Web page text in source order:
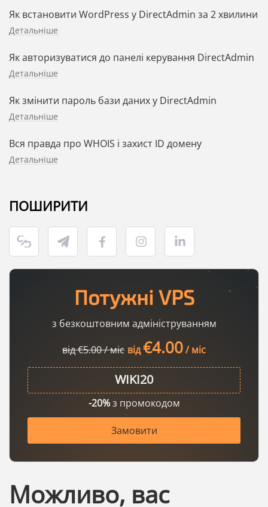
Як встановити WordPress у DirectAdmin за 2 хвилини
Детальніше
Як авторизуватися до панелі керування DirectAdmin
Детальніше
Як змінити пароль бази даних у DirectAdmin
Детальніше
Вся правда про WHOIS і захист ID домену
Детальніше
ПОШИРИТИ
Потужні VPS
з безкоштовним адмініструванням
від €5.00 / міс від€4.00/ міс
-20%з промокодом
Замовити
Можливо, вас